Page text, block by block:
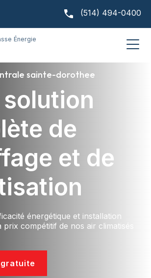
(514) 494-0400
sainte-dorothee
de
et de
énergétique et installation
compétitif de nos air climatisés